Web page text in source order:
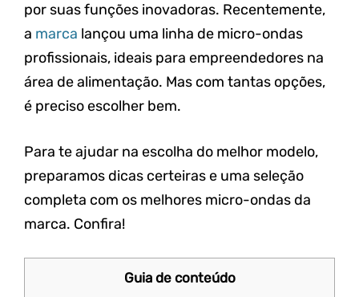
por suas funções inovadoras. Recentemente,
a marca lançou uma linha de micro-ondas
profissionais, ideais para empreendedores na
área de alimentação. Mas com tantas opções,
é preciso escolher bem.
Para te ajudar na escolha do melhor modelo,
preparamos dicas certeiras e uma seleção
completa com os melhores micro-ondas da
marca. Confira!
Guia de conteúdo